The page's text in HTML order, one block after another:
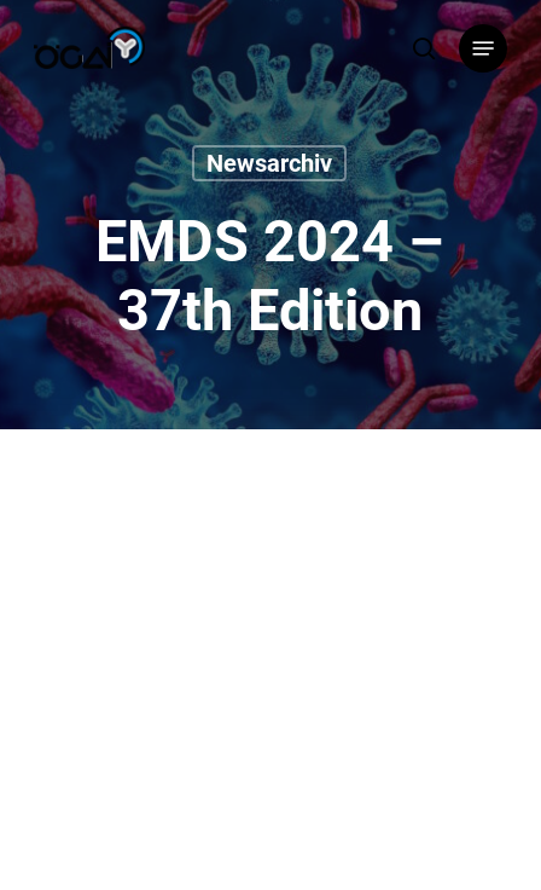
Skip
to
main
content
search
Menu
Newsarchiv
EMDS 2024 –
37th Edition